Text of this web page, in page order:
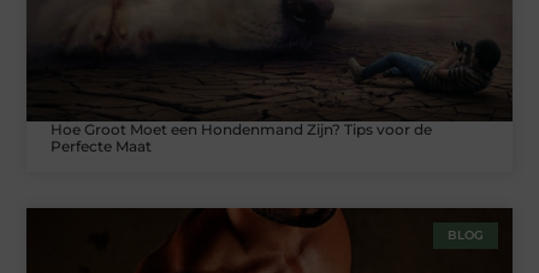
Hoe Groot Moet een Hondenmand Zijn? Tips voor de
Perfecte Maat
BLOG